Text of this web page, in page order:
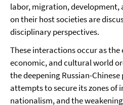
labor, migration, development,
on their host societies are
disciplinary perspectives.
These interactions occur as
economic, and cultural world
the deepening Russian-Chinese
attempts to secure its zones of
nationalism, and the